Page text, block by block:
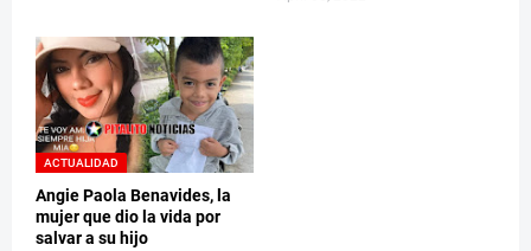
ACTUALIDAD
Angie Paola Benavides, la
mujer que dio la vida por
salvar a su hijo